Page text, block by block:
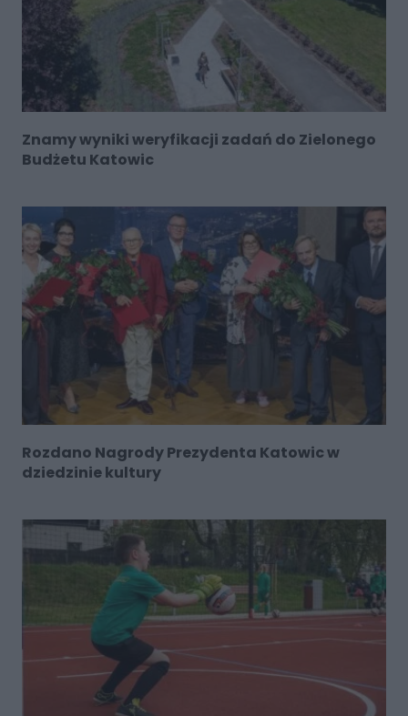
Znamy wyniki weryfikacji zadań do Zielonego
Budżetu Katowic
Rozdano Nagrody Prezydenta Katowic w
dziedzinie kultury